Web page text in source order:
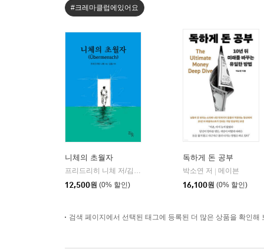
#크레마클럽에있어요
니체의 초월자
12,500원 (0% 할인)
독하게 돈 공부
박소연 저 | 메이븐
16,100원 (0% 할인)
검색 페이지에서 선택된 태그에 등록된 더 많은 상품을 확인해